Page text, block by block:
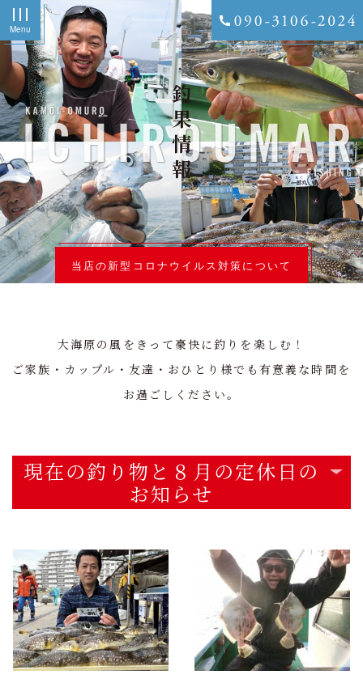
Menu
釣果情報
当店の新型コロナウイルス対策について
大海原の風をきって豪快に釣りを楽しむ！
ご家族・カップル・友達・おひとり様でも有意義な時間を
お過ごしください。
現在の釣り物と８月の定休日の
お知らせ